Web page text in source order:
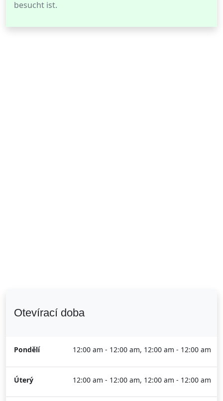
besucht ist.
Otevírací doba
Pondělí 12:00 am - 12:00 am, 12:00 am - 12:00 am
Úterý 12:00 am - 12:00 am, 12:00 am - 12:00 am